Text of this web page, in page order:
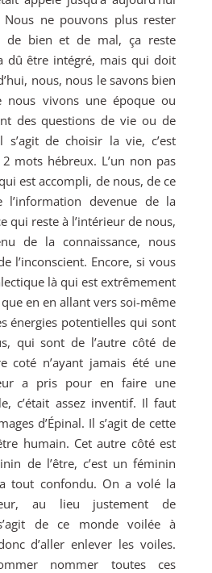
ne pouvons plus rester
de bien et de mal, ça reste
dû être intégré, mais qui doit
nous, nous le savons bien
nous vivons une époque ou
des questions de vie ou de
de choisir la vie, c’est
2 mots hébreux. L’un non pas
est accompli, de nous, de ce
devenue de la
qui reste à l’intérieur de nous,
de la connaissance, nous
l’inconscient. Encore, si vous
là qui est extrêmement
en en allant vers soi-même
énergies potentielles qui sont
qui sont de l’autre côté de
coté n’ayant jamais été une
a pris pour en faire une
c’était assez inventif. Il faut
d’Épinal. Il s’agit de cette
humain. Cet autre côté est
de l’être, c’est un féminin
tout confondu. On a volé la
au lieu justement de
de ce monde voilée à
d’aller enlever les voiles.
nommer toutes ces